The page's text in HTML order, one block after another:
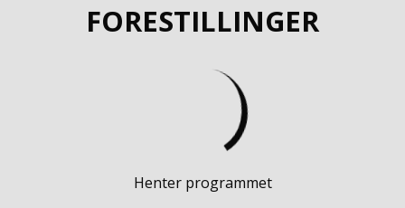
FORESTILLINGER
Henter programmet